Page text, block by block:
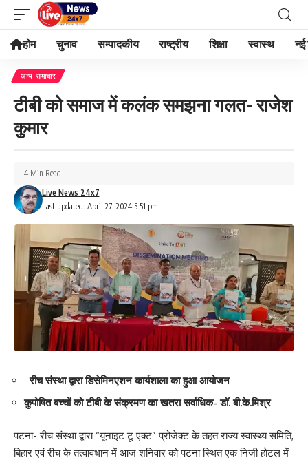
होम चुनाव सम्पादकीय राष्ट्रीय शिक्षा स्वास्थ नई
अन्य समाचार
टीबी को समाज में कलंक समझना गलत- राजेश
कुमार
Last updated: April 27, 2024 5:51 pm
Live News 24x7
4 Min Read
रीच संस्था द्वारा डिसेमिनएशन कार्यशाला का हुआ आयोजन
कुपोषित बच्चों को टीबी के संक्रमण का खतरा सर्वाधिक- डॉ. बी.के.मिश्र
पटना- रीच संस्था द्वारा “यूनाइट टू एक्ट” प्रोजेक्ट के तहत राज्य स्वास्थ्य समिति,
बिहार एवं रीच के तत्वावधान में आज शनिवार को पटना स्थित एक निजी होटल में